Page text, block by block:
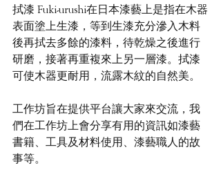
拭漆 Fuki-urushi在日本漆藝上是指在木器
表面塗上生漆，等到生漆充分滲入木料
後再拭去多餘的漆料，待乾燥之後進行
研磨，接著再重複來上另一層漆。拭漆
可使木器更耐用，流露木紋的自然美。
工作坊旨在提供平台讓大家來交流，我
們在工作坊上會分享有用的資訊如漆藝
書籍、工具及材料使用、漆藝職人的故
事等。